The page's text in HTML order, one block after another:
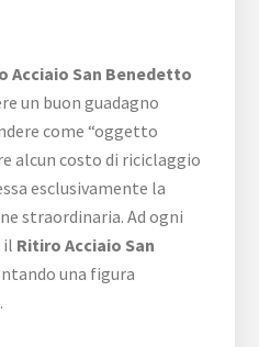
Acciaio San Benedetto
un buon guadagno
come “oggetto
alcun costo di riciclaggio
esclusivamente la
straordinaria. Ad ogni
il Ritiro Acciaio San
una figura